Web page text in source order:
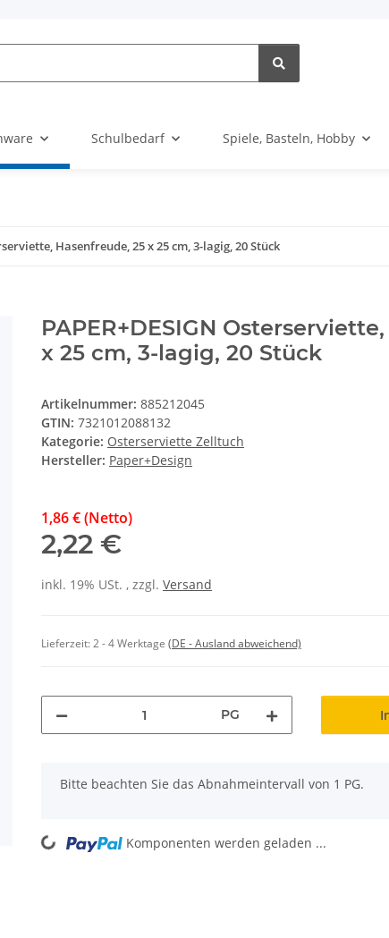
Schulbedarf Spiele, Basteln, Hobby
Hasenfreude, 25 x 25 cm, 3-lagig, 20 Stück
PAPER+DESIGN
x 25 cm, 3-lagig, 20 Stück
Artikelnummer: 885212045
GTIN: 7321012088132
Kategorie: Osterserviette Zelltuch
Hersteller: Paper+Design
1,86 € (Netto)
2,22 €
inkl. 19% USt. , zzgl. Versand
Lieferzeit:2 - 4 Werktage (DE - Ausland abweichend)
PG
x
Bitte beachten Sie das Abnahmeintervall von 1 PG.
Loading... Komponenten werden geladen ...